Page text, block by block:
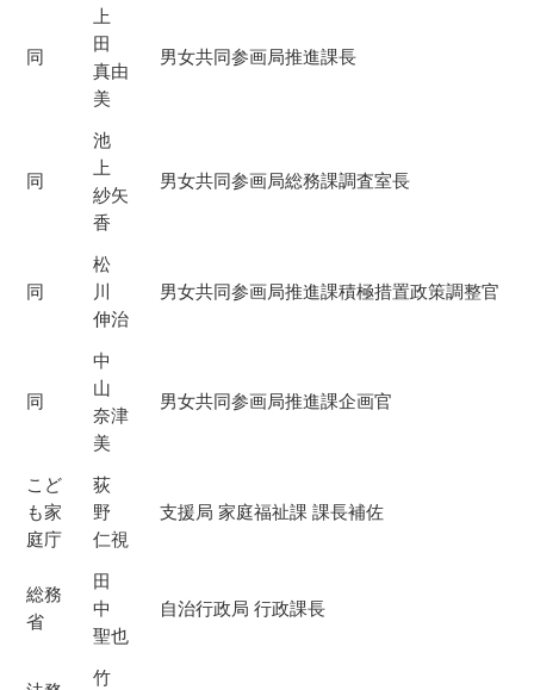
同
上
田
真由
美
男女共同参画局推進課長
同
池
上
紗矢
香
男女共同参画局総務課調査室長
同
松
川
伸治
男女共同参画局推進課積極措置政策調整官
同
中
山
奈津
美
男女共同参画局推進課企画官
こど
も家
庭庁
荻
野
仁視
支援局 家庭福祉課 課長補佐
総務
省
田
中
聖也
自治行政局 行政課長
竹